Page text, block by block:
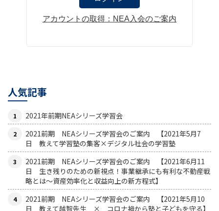
アカウントの取得：NEA入会のご案内
人気記事
2021年前期NEAシリーズ学習会
2021前期 NEAシリーズ学習会のご案内 【2021年5月7
日 教えて学習塾の集客×デジタル社会の学習塾
2021前期 NEAシリーズ学習会のご案内 【2021年6月11
日 生き残りのための新視点！事業継承にも有利な不動産戦
略とは〜資産効率化と収益向上の新方程式】
2021前期 NEAシリーズ学習会のご案内 【2021年5月10
日 教えて越智先生 × コロナ禍から塾と子どもを守る】